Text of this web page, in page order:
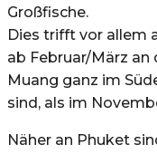
Großfische.
Dies trifft vor allem
ab Februar/März an
Muang ganz im
sind, als im
Näher an Phuket